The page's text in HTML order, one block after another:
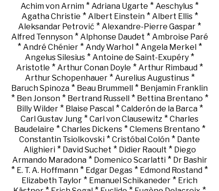
Achim von Arnim * Adriana Ugarte * Aeschylus *
Agatha Christie * Albert Einstein* Albert Ellis*
Aleksandar Petrović * Alexandre-Pierre Gaspar *
Alfred Tennyson* Alphonse Daudet * Ambroise Paré
* André Chénier* Andy Warhol * Angela Merkel *
Angelus Silesius * Antoine de Saint-Exupéry *
Aristotle * Arthur Conan Doyle * Arthur Rimbaud *
Arthur Schopenhauer* Aurelius Augustinus*
Baruch Spinoza * Beau Brummell * Benjamin Franklin
* Ben Jonson* Bertrand Russell * Bettina Brentano *
Billy Wilder* Blaise Pascal* Calderón de la Barca*
Carl Gustav Jung * Carl von Clausewitz * Charles
Baudelaire * Charles Dickens* Clemens Brentano *
Constantin Tsiolkovski * Cristóbal Colón * Dante
Alighieri* David Suchet * Didier Raoult * Diego
Armando Maradona* Domenico Scarlatti* Dr Bashir
* E. T. A. Hoffmann * Edgar Degas * Edmond Rostand *
Elizabeth Taylor * Emanuel Schikaneder * Erich